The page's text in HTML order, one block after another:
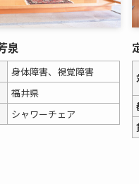
泉
身体障害、視覚障害
福井県
シャワーチェア